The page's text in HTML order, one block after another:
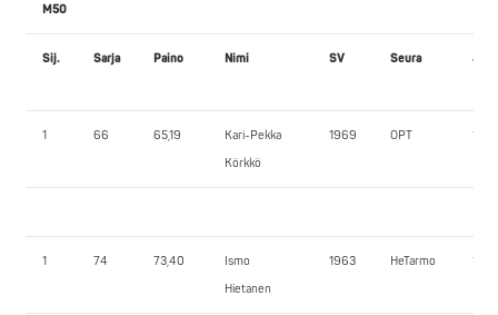
M50
Sij. Sarja Paino Nimi SV Seura JK1
1 66 65,19
Kari-Pekka
Körkkö
1969 OPT 110,0
1 74 73,40
Ismo
Hietanen
1963 HeTarmo